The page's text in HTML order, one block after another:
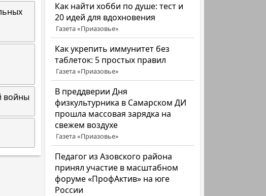
Как найти хобби по душе: тест и
20 идей для вдохновения
Газета «Приазовье»
Как укрепить иммунитет без
таблеток: 5 простых правил
Газета «Приазовье»
В преддверии Дня
физкультурника в Самарском ДИ
прошла массовая зарядка на
свежем воздухе
Газета «Приазовье»
Педагог из Азовского района
принял участие в масштабном
форуме «ПрофАктив» на юге
России
войны